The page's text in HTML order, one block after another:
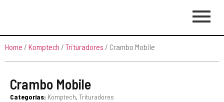
Home / Komptech / Trituradores / Crambo Mobile
Crambo Mobile
Categorías: Komptech, Trituradores